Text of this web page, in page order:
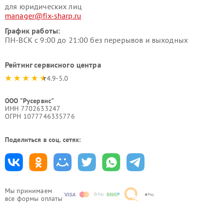
Мы принимаем
все формы оплаты
для юридических лиц
manager@fix-sharp.ru
График работы:
ПН-ВСК с 9:00 до 21:00 без перерывов и выходных
Рейтинг сервисного центра
4.9-5.0
ООО "Русервис"
ИНН 7702633247
ОГРН 1077746335776
Поделиться в соц. сетях: